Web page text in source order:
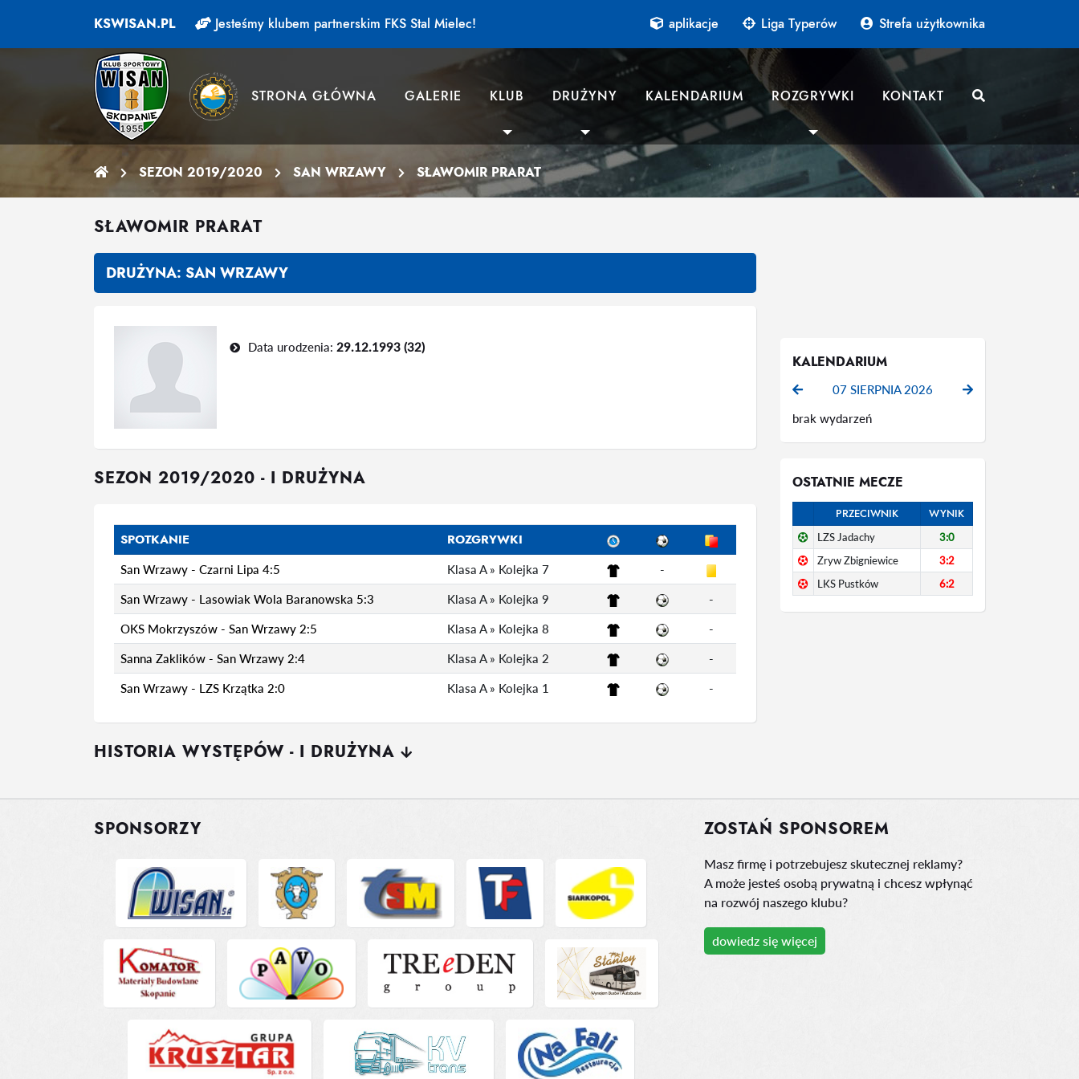
KSWISAN.PL Jesteśmy klubem partnerskim FKS Stal Mielec! aplikacje Liga Typerów Strefa użytkownika
STRONA GŁÓWNA GALERIE KLUB DRUŻYNY KALENDARIUM ROZGRYWKI KONTAKT
SEZON 2019/2020 SAN WRZAWY SŁAWOMIR PRARAT
SŁAWOMIR PRARAT
DRUŻYNA: SAN WRZAWY
Data urodzenia: 29.12.1993 (32)
SEZON 2019/2020 - I DRUŻYNA
SPOTKANIE ROZGRYWKI
San Wrzawy - Czarni Lipa 4:5 Klasa A » Kolejka 7 -
San Wrzawy - Lasowiak Wola Baranowska 5:3 Klasa A » Kolejka 9 -
OKS Mokrzyszów - San Wrzawy 2:5 Klasa A » Kolejka 8 -
Sanna Zaklików - San Wrzawy 2:4 Klasa A » Kolejka 2 -
San Wrzawy - LZS Krzątka 2:0 Klasa A » Kolejka 1 -
HISTORIA WYSTĘPÓW - I DRUŻYNA
KALENDARIUM
07 SIERPNIA 2026
brak wydarzeń
OSTATNIE MECZE
PRZECIWNIK WYNIK
LZS Jadachy
3:0
Zryw Zbigniewice
3:2
LKS Pustków
6:2
SPONSORZY ZOSTAŃ SPONSOREM
Masz firmę i potrzebujesz skutecznej reklamy?
A może jesteś osobą prywatną i chcesz wpłynąć
na rozwój naszego klubu?
dowiedz się więcej